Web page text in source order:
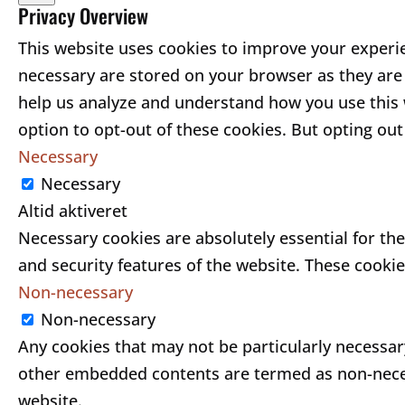
Privacy Overview
This website uses cookies to improve your
necessary are stored on your browser as they
help us analyze and understand how you use
option to opt-out of these cookies. But opting
Necessary
Necessary
Altid aktiveret
Necessary cookies are absolutely essential for
and security features of the website. These
Non-necessary
Non-necessary
Any cookies that may not be particularly
other embedded contents are termed as non-